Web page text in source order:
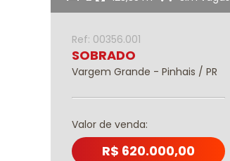
Ref: 00356.001
SOBRADO
Vargem Grande - Pinhais / PR
Valor de venda:
R$ 620.000,00